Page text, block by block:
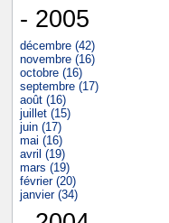
- 2005
décembre (42)
novembre (16)
octobre (16)
septembre (17)
août (16)
juillet (15)
juin (17)
mai (16)
avril (19)
mars (19)
février (20)
janvier (34)